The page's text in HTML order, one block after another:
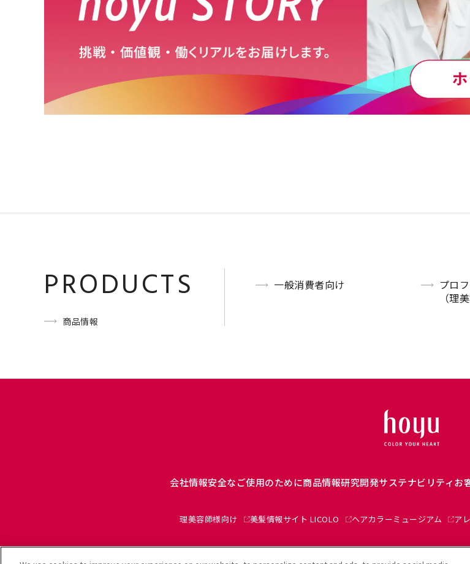
PRODUCTS
商品情報
一般消費者向け
プロ
（理
会社情報安全なご使用のために商品情報研究開発サステナビリティお
理美容師様向け 美髪情報サイト LICOLO ヘアカラーミュージアム ア